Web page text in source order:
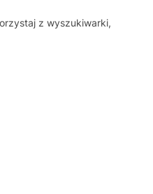
z wyszukiwarki,